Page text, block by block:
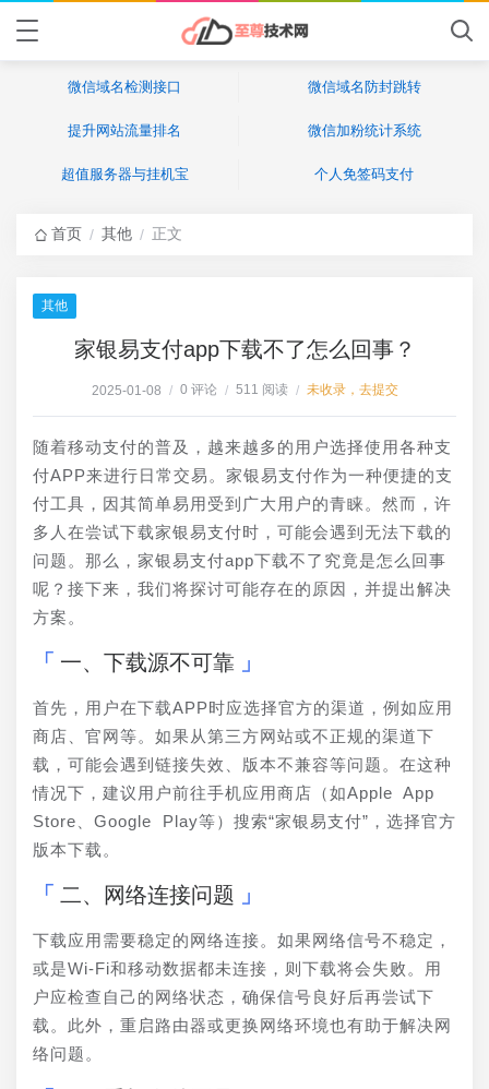
微信域名检测接口 微信域名防封跳转
提升网站流量排名 微信加粉统计系统
超值服务器与挂机宝 个人免签码支付
首页 / 其他 / 正文
其他
家银易支付app下载不了怎么回事？
2025-01-08 / 0 评论 / 511 阅读 / 未收录，去提交
随着移动支付的普及，越来越多的用户选择使用各种支
付APP来进行日常交易。家银易支付作为一种便捷的支
付工具，因其简单易用受到广大用户的青睐。然而，许
多人在尝试下载家银易支付时，可能会遇到无法下载的
问题。那么，家银易支付app下载不了究竟是怎么回事
呢？接下来，我们将探讨可能存在的原因，并提出解决
方案。
一、下载源不可靠
首先，用户在下载APP时应选择官方的渠道，例如应用
商店、官网等。如果从第三方网站或不正规的渠道下
载，可能会遇到链接失效、版本不兼容等问题。在这种
情况下，建议用户前往手机应用商店（如Apple App
Store、Google Play等）搜索“家银易支付”，选择官方
版本下载。
二、网络连接问题
下载应用需要稳定的网络连接。如果网络信号不稳定，
或是Wi-Fi和移动数据都未连接，则下载将会失败。用
户应检查自己的网络状态，确保信号良好后再尝试下
载。此外，重启路由器或更换网络环境也有助于解决网
络问题。